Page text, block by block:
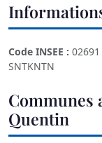
Code INSEE : 02691
SNTKNTN
Communes
Quentin